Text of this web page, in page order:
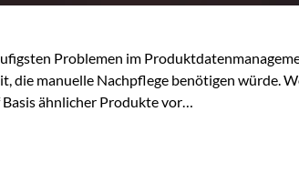
Problemen im
die manuelle Nachpflege benötigen würde.
ähnlicher Produkte vor…